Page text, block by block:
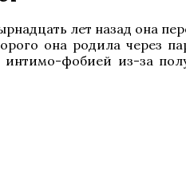
лет назад она
она родила через
фобией из-за